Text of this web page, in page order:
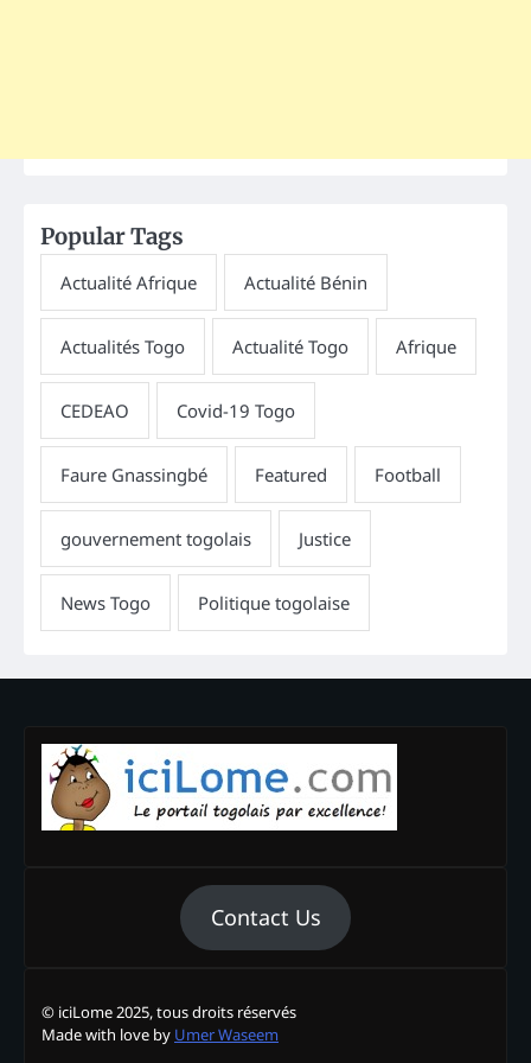
Popular Tags
Contact Us
© iciLome 2025, tous droits réservés
Made with love by Umer Waseem